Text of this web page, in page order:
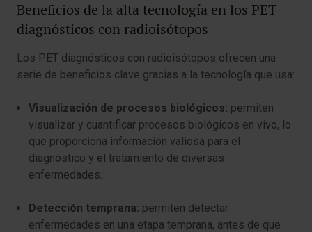
Beneficios de la alta tecnología en los PET
diagnósticos con radioisótopos
Los PET diagnósticos con radioisótopos ofrecen una
serie de beneficios clave gracias a la tecnología que usa:
Visualización de procesos biológicos: permiten
visualizar y cuantificar procesos biológicos en vivo, lo
que proporciona información valiosa para el
diagnóstico y el tratamiento de diversas
enfermedades.
Detección temprana: permiten detectar
enfermedades en una etapa temprana, antes de que